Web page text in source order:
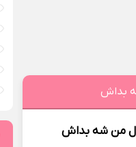
بداش
من شه بداش